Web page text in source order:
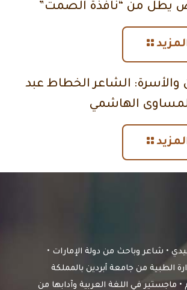
يطل من “نافذة الصمت”
والأسرة: الشاعر الخطاط عبد
الهاشمي
• شاعر وباحث من دولة الإمارات •
الطبية من جامعة أبردين بالمملكة
2006م • ماجستير في اللغة العربية وآدابها من